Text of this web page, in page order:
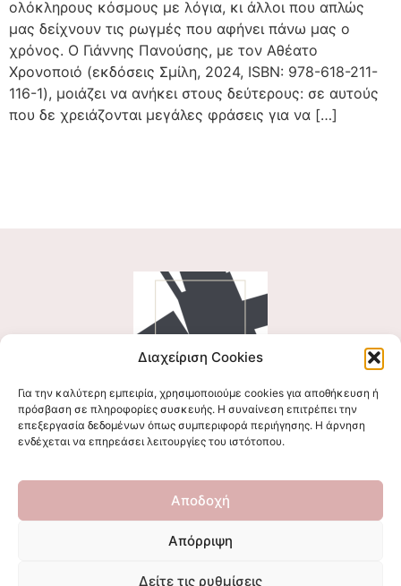
Διαχείριση Cookies
Για την καλύτερη εμπειρία, χρησιμοποιούμε cookies για αποθήκευση ή
πρόσβαση σε πληροφορίες συσκευής. Η συναίνεση επιτρέπει την
επεξεργασία δεδομένων όπως συμπεριφορά περιήγησης. Η άρνηση
ενδέχεται να επηρεάσει λειτουργίες του ιστότοπου.
Αποδοχή
Απόρριψη
Δείτε τις ρυθμίσεις
ολόκληρους κόσμους με λόγια, κι άλλοι που απλώς
μας δείχνουν τις ρωγμές που αφήνει πάνω μας ο
χρόνος. Ο Γιάννης Πανούσης, με τον Αθέατο
Χρονοποιό (εκδόσεις Σμίλη, 2024, ISBN: 978-618-211-
116-1), μοιάζει να ανήκει στους δεύτερους: σε αυτούς
που δε χρειάζονται μεγάλες φράσεις για να […]
Ακολουθήστε μας
Επικοινωνήστε μαζί μας
stigmalogou@gmail.com